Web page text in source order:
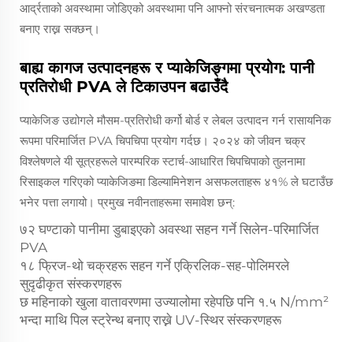
आर्द्रताको अवस्थामा जोडिएको अवस्थामा पनि आफ्नो संरचनात्मक अखण्डता
बनाए राख्न सक्छन्।
बाह्य कागज उत्पादनहरू र प्याकेजिङ्गमा प्रयोग: पानी
प्रतिरोधी PVA ले टिकाउपन बढाउँदै
प्याकेजिङ उद्योगले मौसम-प्रतिरोधी कर्गो बोर्ड र लेबल उत्पादन गर्न रासायनिक
रूपमा परिमार्जित PVA चिपचिपा प्रयोग गर्दछ। २०२४ को जीवन चक्र
विश्लेषणले यी सूत्रहरूले पारम्परिक स्टार्च-आधारित चिपचिपाको तुलनामा
रिसाइकल गरिएको प्याकेजिङमा डिल्यामिनेशन असफलताहरू ४१% ले घटाउँछ
भनेर पत्ता लगायो। प्रमुख नवीनताहरूमा समावेश छन्:
७२ घण्टाको पानीमा डुबाइएको अवस्था सहन गर्ने सिलेन-परिमार्जित
PVA
१८ फ्रिज-थो चक्रहरू सहन गर्ने एक्रिलिक-सह-पोलिमरले
सुदृढीकृत संस्करणहरू
छ महिनाको खुला वातावरणमा उज्यालोमा रहेपछि पनि १.५ N/mm²
भन्दा माथि पिल स्ट्रेन्थ बनाए राख्ने UV-स्थिर संस्करणहरू